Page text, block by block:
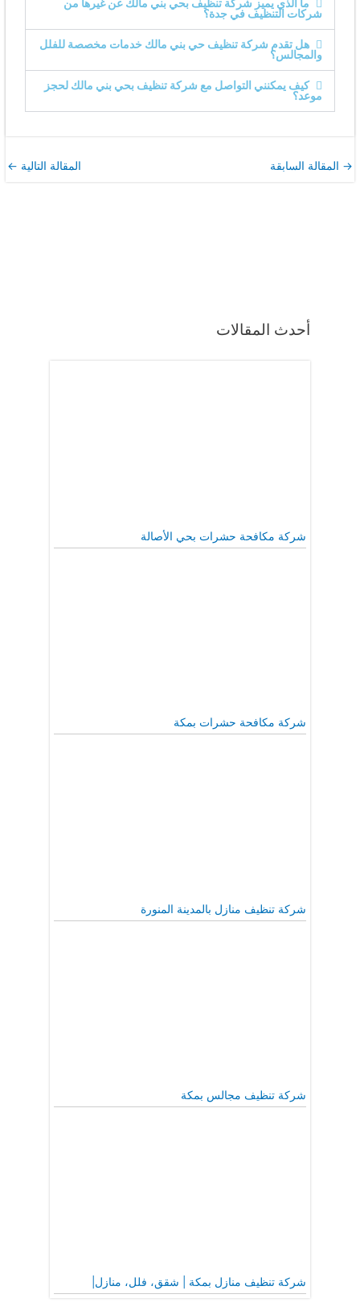
أحدث المقالات
شركة مكافحة حشرات بحي الأصالة
شركة مكافحة حشرات بمكة
شركة تنظيف منازل بالمدينة المنورة
شركة تنظيف مجالس بمكة
شركة تنظيف منازل بمكة | شقق، فلل، منازل|
ما الذي يميز شركة تنظيف بحي بني مالك عن غيرها من
شركات التنظيف في جدة؟
هل تقدم شركة تنظيف حي بني مالك خدمات مخصصة للفلل
والمجالس؟
كيف يمكنني التواصل مع شركة تنظيف بحي بني مالك لحجز
موعد؟
→ المقالة السابقة المقالة التالية ←